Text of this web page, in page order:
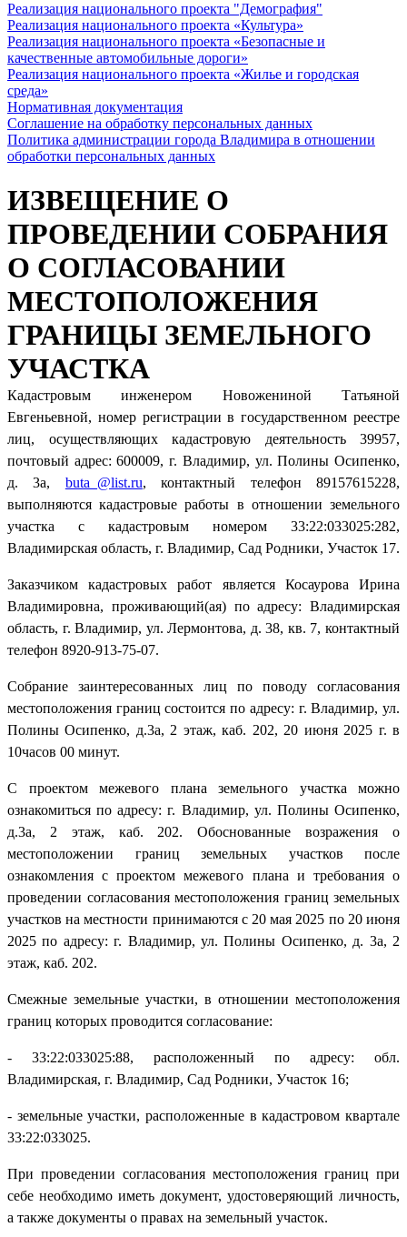
Реализация национального проекта "Демография"
Реализация национального проекта «Культура»
Реализация национального проекта «Безопасные и
качественные автомобильные дороги»
Реализация национального проекта «Жилье и городская
среда»
Нормативная документация
Соглашение на обработку персональных данных
Политика администрации города Владимира в отношении
обработки персональных данных
ИЗВЕЩЕНИЕ О
ПРОВЕДЕНИИ СОБРАНИЯ
О СОГЛАСОВАНИИ
МЕСТОПОЛОЖЕНИЯ
ГРАНИЦЫ ЗЕМЕЛЬНОГО
УЧАСТКА
Кадастровым инженером Новожениной Татьяной
Евгеньевной, номер регистрации в государственном реестре
лиц, осуществляющих кадастровую деятельность 39957,
почтовый адрес: 600009, г. Владимир, ул. Полины Осипенко,
д. 3а, buta_@list.ru, контактный телефон 89157615228,
выполняются кадастровые работы в отношении земельного
участка с кадастровым номером 33:22:033025:282,
Владимирская область, г. Владимир, Сад Родники, Участок 17.
Заказчиком кадастровых работ является Косаурова Ирина
Владимировна, проживающий(ая) по адресу: Владимирская
область, г. Владимир, ул. Лермонтова, д. 38, кв. 7, контактный
телефон 8920-913-75-07.
Собрание заинтересованных лиц по поводу согласования
местоположения границ состоится по адресу: г. Владимир, ул.
Полины Осипенко, д.3а, 2 этаж, каб. 202, 20 июня 2025 г. в
10часов 00 минут.
С проектом межевого плана земельного участка можно
ознакомиться по адресу: г. Владимир, ул. Полины Осипенко,
д.3а, 2 этаж, каб. 202. Обоснованные возражения о
местоположении границ земельных участков после
ознакомления с проектом межевого плана и требования о
проведении согласования местоположения границ земельных
участков на местности принимаются с 20 мая 2025 по 20 июня
2025 по адресу: г. Владимир, ул. Полины Осипенко, д. 3а, 2
этаж, каб. 202.
Смежные земельные участки, в отношении местоположения
границ которых проводится согласование:
- 33:22:033025:88, расположенный по адресу: обл.
Владимирская, г. Владимир, Сад Родники, Участок 16;
- земельные участки, расположенные в кадастровом квартале
33:22:033025.
При проведении согласования местоположения границ при
себе необходимо иметь документ, удостоверяющий личность,
а также документы о правах на земельный участок.